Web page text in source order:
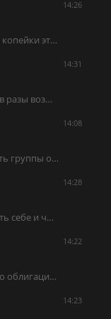
Deployer, хаха ну это понятно, наши копейки это для него самое важное!
14:26
Дмитрий Абраменко, конечно рост в разы возможен обязательно, но от ист минимума, которого пока никто не знает.
14:31
Интересненько … 2012 год, стоимость группы оценивают в 1.7 млрд. $, сколько она сейчас реально стоит? Думаю в районе ~5 млрд. $
14:08
Единороссы отказываются запрещать себе и чиновникам иметь недвижимость за рубежом. Партия власти заблокировала законопроект Рашкина — Обухова. Профильный комитет Госдумы счел излишним запрет на владение имуществом за рубежом для чиновников и депутатов и предложил отклонить соответствующий законопроект. Главное — «ссать в уши» простолюдинам о патриотизме на выборах осенью, а жить и владеть имуществом они хотят в Европе и на Западе.
14:28
bama_boy, В 2026 году погашений по облигациям осталось всего на 4 лярда, в 13 выпуске на 24,5 лярда и это не один выпуск который надо будет носить в 2027
14:22
14:23